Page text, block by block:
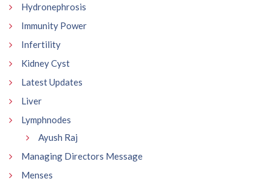
Hydronephrosis
Immunity Power
Infertility
Kidney Cyst
Latest Updates
Liver
Lymphnodes
Ayush Raj
Managing Directors Message
Menses